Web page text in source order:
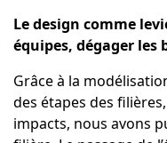
Le design comme
équipes, dégager
Grâce à la
des étapes des
impacts, nous avons